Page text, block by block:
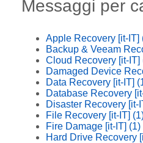
Messaggi per
Apple Recovery [it-IT]
Backup & Veeam
Cloud Recovery [it-IT]
Damaged Device
Data Recovery [it-IT]
Database Recovery
Disaster Recovery [it-
File Recovery [it-IT]
Fire Damage [it-IT] (1)
Hard Drive Recovery